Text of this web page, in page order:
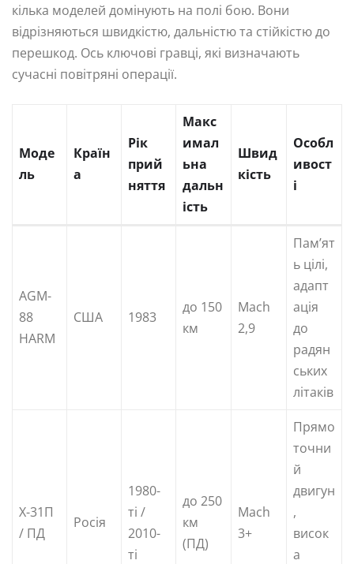
кілька моделей домінують на полі бою. Вони
відрізняються швидкістю, дальністю та стійкістю до
перешкод. Ось ключові гравці, які визначають
сучасні повітряні операції.
Моде
ль
Країн
а
Рік
прий
няття
Макс
имал
ьна
дальн
ість
Швид
кість
Особл
ивост
і
AGM-
88
HARM
США 1983
до 150
км
Mach
2,9
Пам’ят
ь цілі,
адапт
ація
до
радян
ських
літаків
Х-31П
/ ПД
Росія
1980-
ті /
2010-
ті
до 250
км
(ПД)
Mach
3+
Прямо
точни
й
двигун
,
висок
а